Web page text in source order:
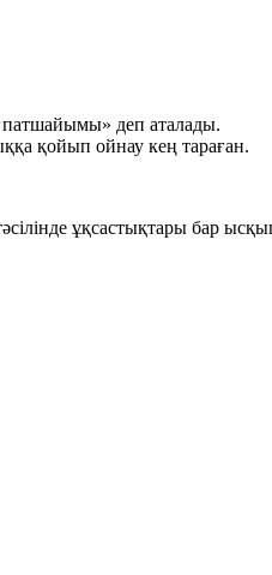
деп аталады.
қойып ойнау кең тараған.
ұқсастықтары бар